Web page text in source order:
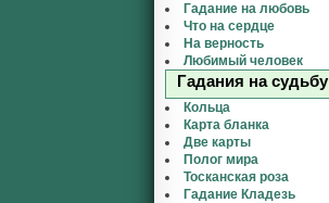
Гадание на любовь
Что на сердце
На верность
Любимый человек
Гадания на судьбу
Кольца
Карта бланка
Две карты
Полог мира
Тосканская роза
Гадание Кладезь